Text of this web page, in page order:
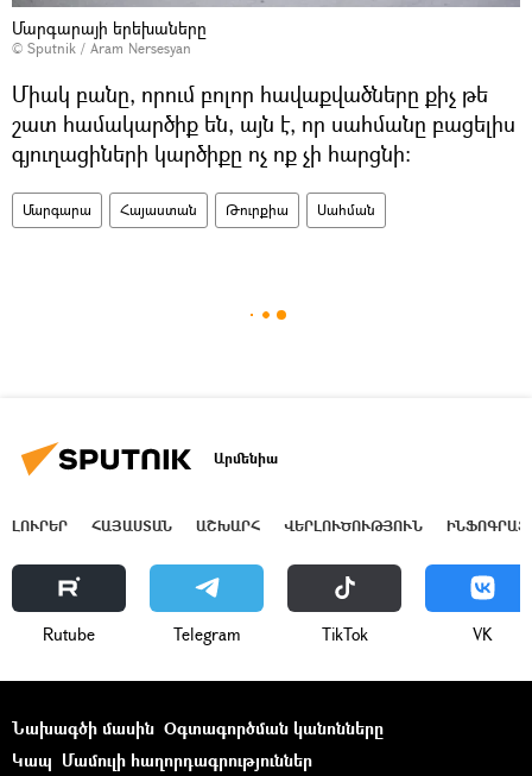
Մարգարայի երեխաները
© Sputnik / Aram Nersesyan
Միակ բանը, որում բոլոր հավաքվածները քիչ թե
շատ համակարծիք են, այն է, որ սահմանը բացելիս
գյուղացիների կարծիքը ոչ ոք չի հարցնի։
Մարգարա Հայաստան Թուրքիա Սահման
Արմենիա
ԼՈՒՐԵՐ ՀԱՅԱՍՏԱՆ ԱՇԽԱՐՀ ՎԵՐԼՈՒԾՈՒԹՅՈՒՆ
Rutube Telegram ТikТоk VK
Նախագծի մասին Օգտագործման կանոնները
Կապ Մամուլի հաղորդագրություններ